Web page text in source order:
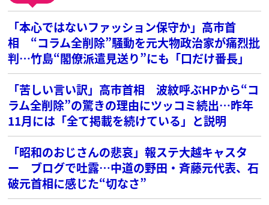
「本心ではないファッション保守か」高市首
相 “コラム全削除”騒動を元大物政治家が痛烈批
判…竹島“閣僚派遣見送り”にも「口だけ番長」
「苦しい言い訳」高市首相 波紋呼ぶHPから“コ
ラム全削除”の驚きの理由にツッコミ続出…昨年
11月には「全て掲載を続けている」と説明
「昭和のおじさんの悲哀」報ステ大越キャスタ
ー ブログで吐露…中道の野田・斉藤元代表、石
破元首相に感じた“切なさ”